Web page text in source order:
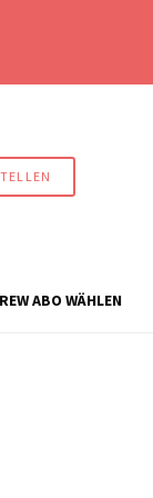
ABO WÄHLEN